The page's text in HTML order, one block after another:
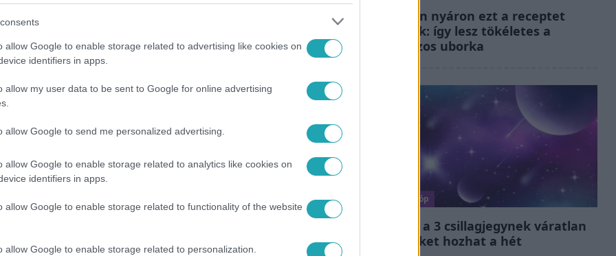
allow Google to enable storage related to advertising like cookies on
identifiers in apps.
allow my user data to be sent to Google for online advertising
allow Google to send me personalized advertising.
allow Google to enable storage related to analytics like cookies on
identifiers in apps.
allow Google to enable storage related to functionality of the website
allow Google to enable storage related to personalization.
között legyen a Google-találatokban!
#RÁGALMAZÁS #FELLEBBEZÉS
Minden nyáron ezt a receptet
keresik: így lesz tökéletes a
kovászos uborka
Horoszkóp
Ennek a 3 csillagjegynek váratlan
sikereket hozhat a hét